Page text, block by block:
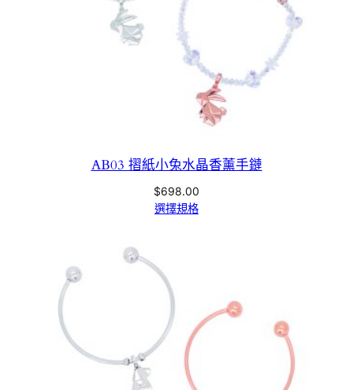
AB03 摺紙小兔水晶香薰手鏈
$698.00
選擇規格